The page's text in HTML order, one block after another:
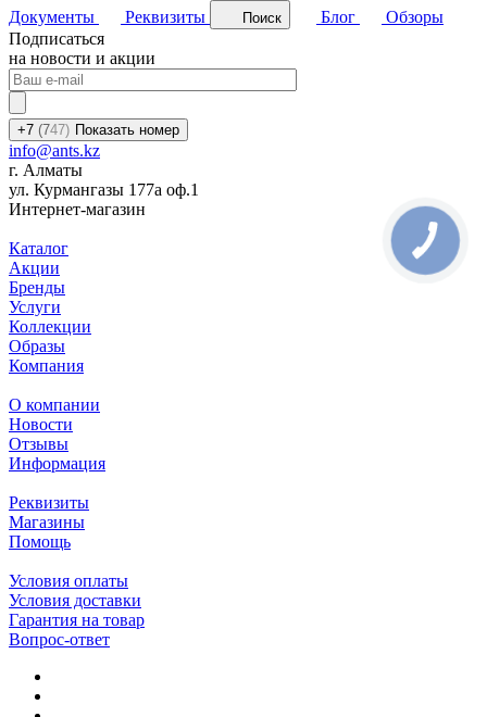
Документы
Реквизиты Поиск Блог
Обзоры
Подписаться
на новости и акции
+7 (747) Показать номер
info@ants.kz
г. Алматы
ул. Курмангазы 177а оф.1
Интернет-магазин
Каталог
Акции
Бренды
Услуги
Коллекции
Образы
Компания
О компании
Новости
Отзывы
Информация
Реквизиты
Магазины
Помощь
Условия оплаты
Условия доставки
Гарантия на товар
Вопрос-ответ